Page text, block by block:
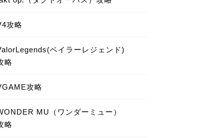
攻略
ベイラーレジェンド)
略
攻略
MU（ワンダーミュー）
略